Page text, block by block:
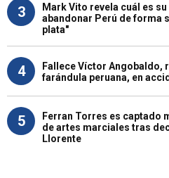
3
Mark Vito revela cuál es
abandonar Perú de forma
plata"
4
Fallece Víctor Angobaldo,
farándula peruana, en
5
Ferran Torres es captado
de artes marciales tras
Llorente